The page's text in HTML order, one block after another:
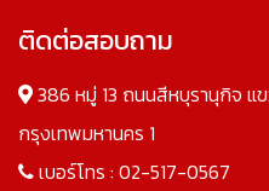
ติดต่อสอบถาม
386 หมู่ 13 ถนนสีหบุรานุกิจ แ
กรุงเทพมหานคร 1
เบอร์โทร : 02-517-0567